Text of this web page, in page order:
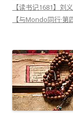
【读书记1681】刘
【与Mondo同行·